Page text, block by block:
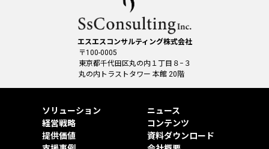
エスエスコンサルティング株式会社
〒100-0005
東京都千代田区丸の内１丁目８−３
丸の内トラストタワー 本館 20階
ソリューション
経営戦略
提供価値
ニュース
コンテンツ
資料ダウンロード